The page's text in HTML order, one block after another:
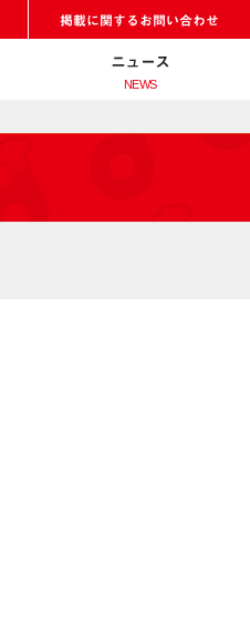
ニュース
NEWS
掲載に関するお問い合わせ